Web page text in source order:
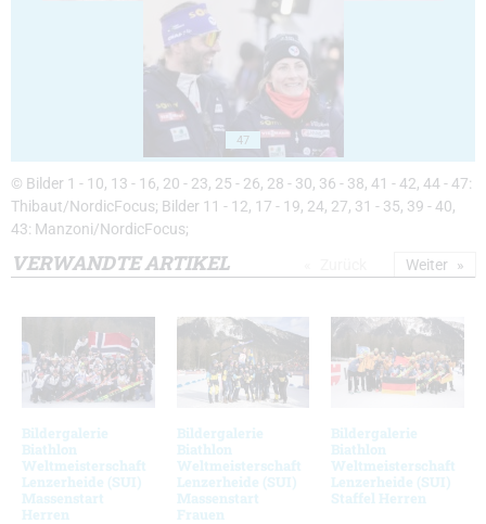
47
© Bilder 1 - 10, 13 - 16, 20 - 23, 25 - 26, 28 - 30, 36 - 38, 41 - 42, 44 - 47:
Thibaut/NordicFocus; Bilder 11 - 12, 17 - 19, 24, 27, 31 - 35, 39 - 40,
43: Manzoni/NordicFocus;
VERWANDTE ARTIKEL
Bildergalerie
Biathlon
Weltmeisterschaft
Lenzerheide (SUI)
Massenstart
Herren
Bildergalerie
Biathlon
Weltmeisterschaft
Lenzerheide (SUI)
Massenstart
Frauen
Bildergalerie
Biathlon
Weltmeisterschaft
Lenzerheide (SUI)
Staffel Herren
Weiter